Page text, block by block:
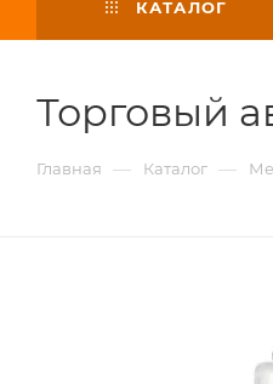
КАТАЛОГ
Торговый
Главная — Каталог —